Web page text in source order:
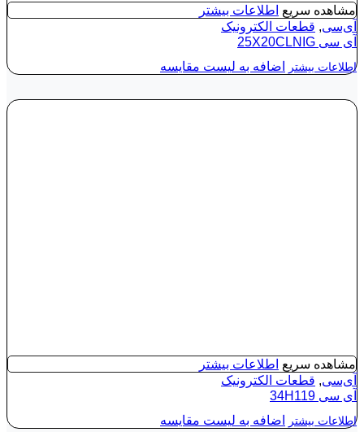
مشاهده سریع اطلاعات بیشتر
آی‌سی, قطعات الکترونیک
آی‌ سی 25X20CLNIG
اطلاعات بیشتر اضافه به لیست مقایسه
مشاهده سریع اطلاعات بیشتر
آی‌سی, قطعات الکترونیک
آی‌ سی 34H119
اطلاعات بیشتر اضافه به لیست مقایسه